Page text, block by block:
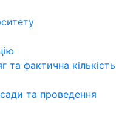
та фактична кількість
та проведення